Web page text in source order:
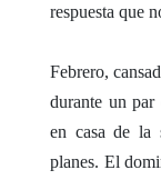
respuesta que
Febrero,
durante un
en casa de la
planes. El